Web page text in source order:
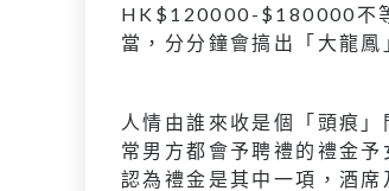
HK$120000-$180000不
當，分分鐘會搞出「大龍鳳
人情由誰來收是個「頭痕
常男方都會予聘禮的禮金
認為禮金是其中一項，酒